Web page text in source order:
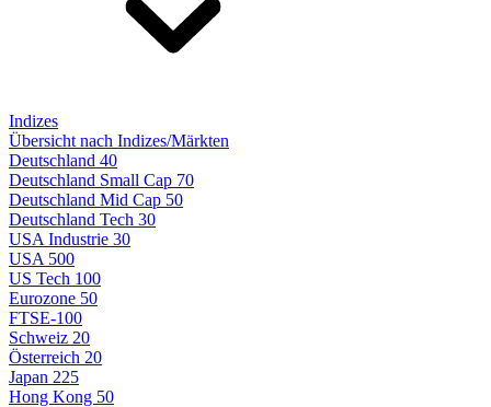
Indizes
Übersicht nach Indizes/Märkten
Deutschland 40
Deutschland Small Cap 70
Deutschland Mid Cap 50
Deutschland Tech 30
USA Industrie 30
USA 500
US Tech 100
Eurozone 50
FTSE-100
Schweiz 20
Österreich 20
Japan 225
Hong Kong 50